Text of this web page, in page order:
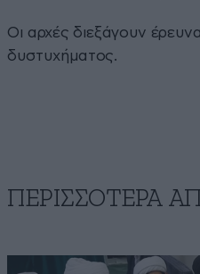
Οι αρχές διεξάγουν
δυστυχήματος.
ΠΕΡΙΣΣΟΤΕΡΑ